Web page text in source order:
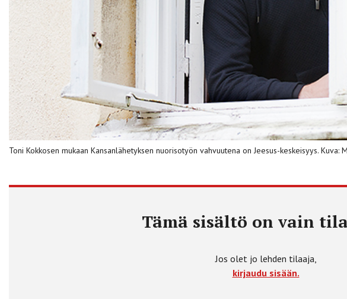
Toni Kokkosen mukaan Kansanlähetyksen nuorisotyön vahvuutena on Jeesus-keskeisyys. Kuva:
Tämä sisältö on vain
Jos olet jo lehden tilaaja,
kirjaudu sisään.